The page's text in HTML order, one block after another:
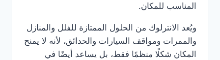
المناسب للمكان.
ويُعد الانترلوك من الحلول الممتازة للفلل والمنازل
والممرات ومواقف السيارات والحدائق، لأنه لا يمنح
المكان شكلًا منظمًا فقط، بل يساعد أيضًا في